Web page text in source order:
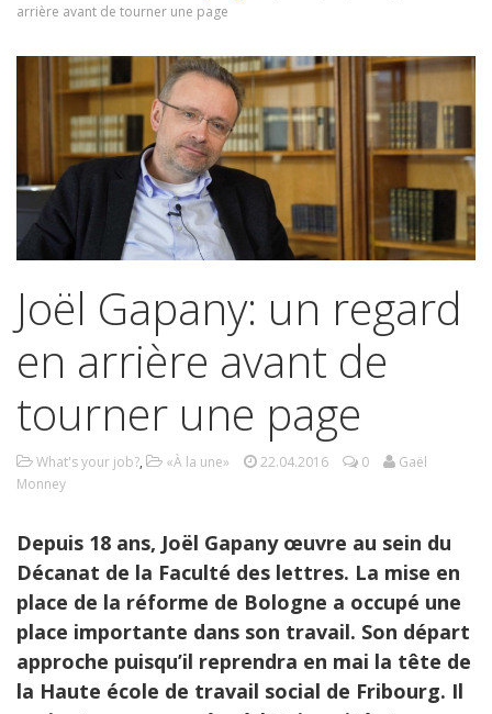
arrière avant de tourner une page
Joël Gapany: un regard
en arrière avant de
tourner une page
What's your job?, «À la une» 22.04.2016 0
Gaël
Monney
Depuis 18 ans, Joël Gapany œuvre au sein du
Décanat de la Faculté des lettres. La mise en
place de la réforme de Bologne a occupé une
place importante dans son travail. Son départ
approche puisqu’il reprendra en mai la tête de
la Haute école de travail social de Fribourg. Il